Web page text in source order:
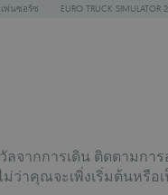
พ่นซอร์ซ EURO TRUCK SIMULATOR
กการเดิน ติดตามการ
าคุณจะเพิ่งเริ่มต้นหรื